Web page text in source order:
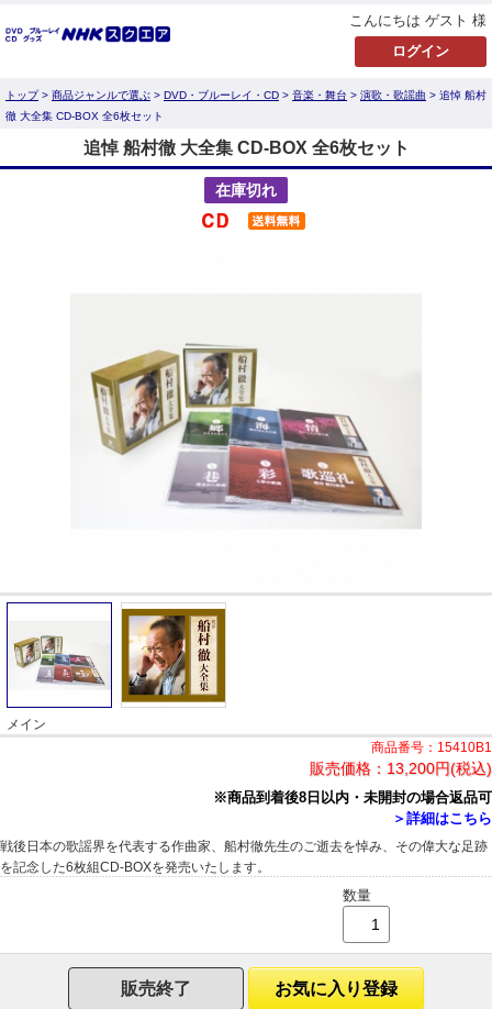
こんにちは ゲスト 様
トップ> 商品ジャンルで選ぶ > DVD・ブルーレイ・CD > 音楽・舞台 > 演歌・歌謡曲 > 追悼 船村
徹 大全集 CD-BOX 全6枚セット
追悼 船村徹 大全集 CD-BOX 全6枚セット
在庫切れ
メイン
商品番号：15410B1
販売価格： 13,200円(税込)
※商品到着後8日以内・未開封の場合返品可
＞詳細はこちら
戦後日本の歌謡界を代表する作曲家、船村徹先生のご逝去を悼み、その偉大な足跡
を記念した6枚組CD-BOXを発売いたします。
数量
販売終了 お気に入り登録